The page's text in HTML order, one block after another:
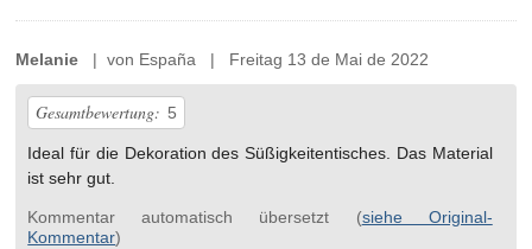
Melanie | von España | Freitag 13 de Mai de 2022
Gesamtbewertung: 5
Ideal für die Dekoration des Süßigkeitentisches. Das Material
ist sehr gut.
Kommentar automatisch übersetzt (siehe Original-
Kommentar)